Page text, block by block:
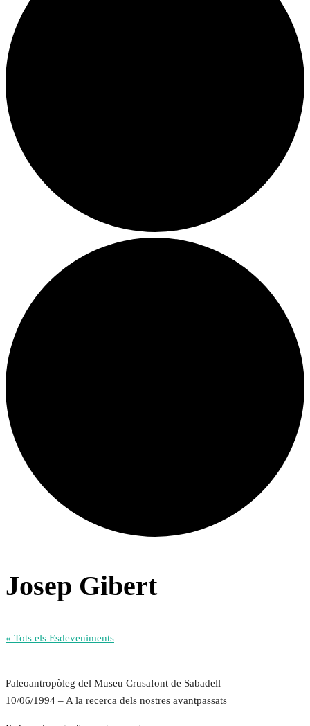
Josep Gibert
« Tots els Esdeveniments
Paleoantropòleg del Museu Crusafont de Sabadell
10/06/1994 – A la recerca dels nostres avantpassats